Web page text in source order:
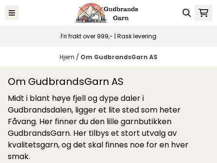
Hopp til innhold
Fri frakt over 999,- | Rask levering
Hjem / Om GudbrandsGarn AS
Om GudbrandsGarn AS
Midt i blant høye fjell og dype daler i
Gudbrandsdalen, ligger et lite sted som heter
Fåvang. Her finner du den lille garnbutikken
GudbrandsGarn. Her tilbys et stort utvalg av
kvalitetsgarn, og det skal finnes noe for en hver
smak.